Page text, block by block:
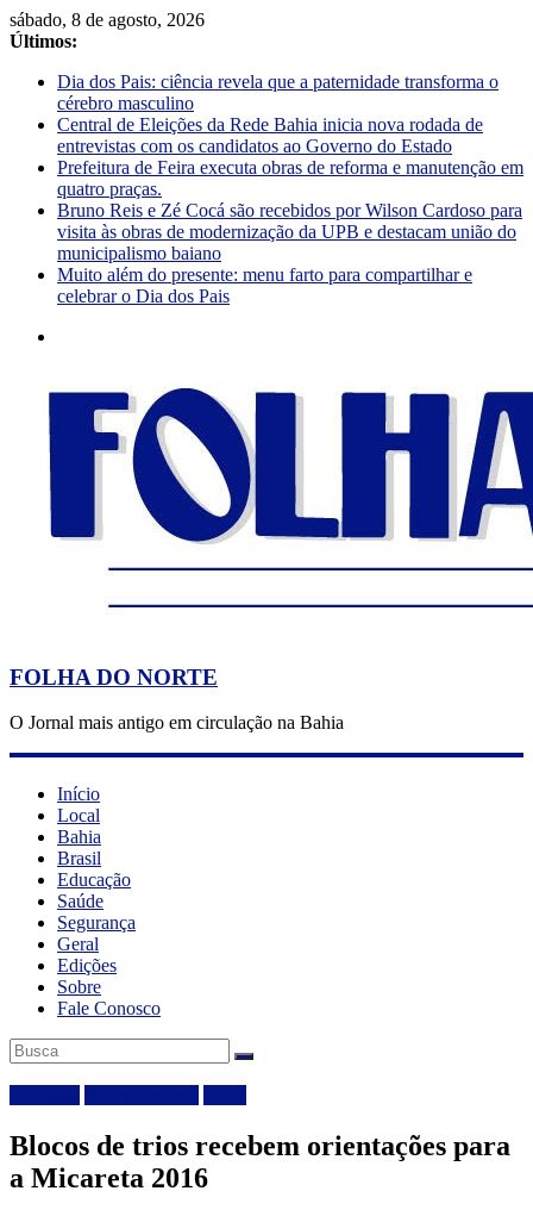
sábado, 8 de agosto, 2026
Últimos:
Dia dos Pais: ciência revela que a paternidade transforma o
cérebro masculino
Central de Eleições da Rede Bahia inicia nova rodada de
entrevistas com os candidatos ao Governo do Estado
Prefeitura de Feira executa obras de reforma e manutenção em
quatro praças.
Bruno Reis e Zé Cocá são recebidos por Wilson Cardoso para
visita às obras de modernização da UPB e destacam união do
municipalismo baiano
Muito além do presente: menu farto para compartilhar e
celebrar o Dia dos Pais
FOLHA DO NORTE
O Jornal mais antigo em circulação na Bahia
Início
Local
Bahia
Brasil
Educação
Saúde
Segurança
Geral
Edições
Sobre
Fale Conosco
Blocos de trios recebem orientações para
a Micareta 2016